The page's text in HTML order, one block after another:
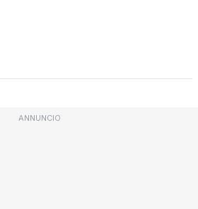
ANNUNCIO